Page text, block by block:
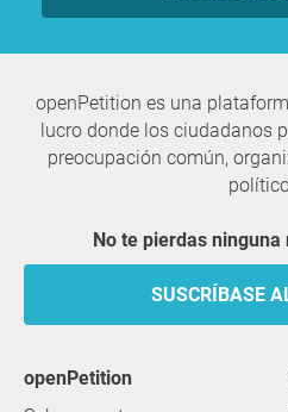
openPetition es una
lucro donde los ciudadanos
preocupación común,
No te pierdas
SUSCRÍBASE
openPetition